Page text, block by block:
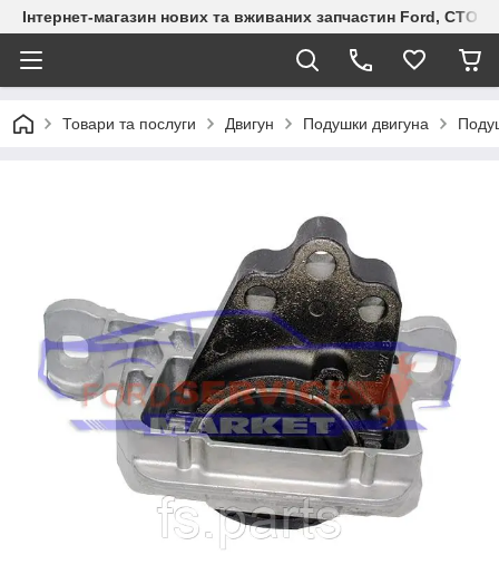
Інтернет-магазин нових та вживаних запчастин Ford, СТО
Товари та послуги Двигун Подушки двигуна